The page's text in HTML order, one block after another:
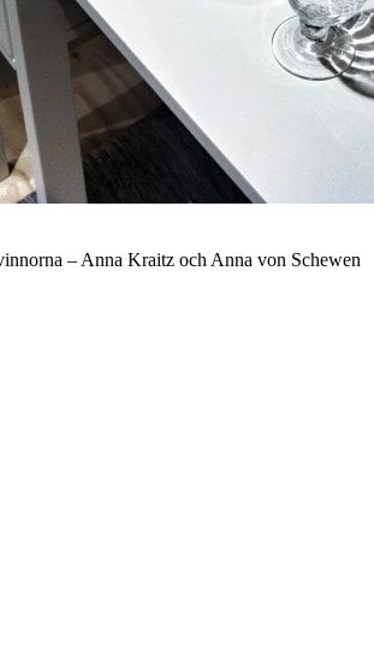
– Anna Kraitz och Anna von Schewen